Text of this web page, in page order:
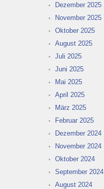
Dezember 2025
November 2025
Oktober 2025
August 2025
Juli 2025
Juni 2025
Mai 2025
April 2025
März 2025
Februar 2025
Dezember 2024
November 2024
Oktober 2024
September 2024
August 2024